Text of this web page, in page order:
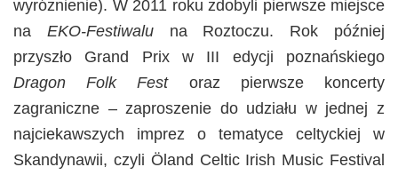
wyróżnienie). W 2011 roku zdobyli pierwsze miejsce
na EKO-Festiwaluna Roztoczu. Rok później
przyszło Grand Prix w III edycji poznańskiego
Dragon Folk Festoraz pierwsze koncerty
zagraniczne – zaproszenie do udziału w jednej z
najciekawszych imprez o tematyce celtyckiej w
Skandynawii, czyli Öland Celtic Irish Music Festival